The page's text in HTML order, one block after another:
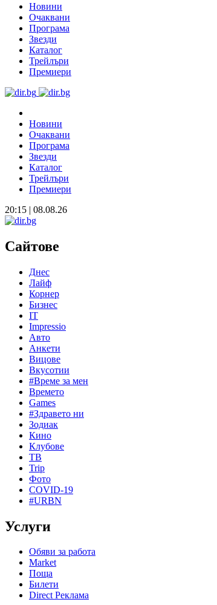
Новини
Очаквани
Програма
Звезди
Каталог
Трейлъри
Премиери
Новини
Очаквани
Програма
Звезди
Каталог
Трейлъри
Премиери
20:15 | 08.08.26
Сайтове
Днес
Лайф
Корнер
Бизнес
IT
Impressio
Авто
Анкети
Вицове
Вкусотии
#Време за мен
Времето
Games
#Здравето ни
Зодиак
Кино
Клубове
ТВ
Trip
Фото
COVID-19
#URBN
Услуги
Обяви за работа
Market
Поща
Билети
Direct Реклама